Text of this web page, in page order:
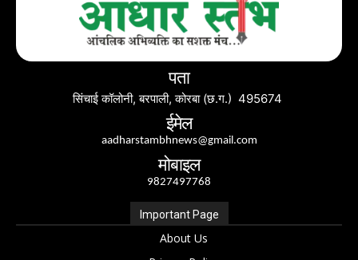
पता
सिंचाई कॉलोनी, बरपाली, कोरबा (छ.ग.) 495674
ईमेल
aadharstambhnews@gmail.com
मोबाइल
9827497768
Important Page
About Us